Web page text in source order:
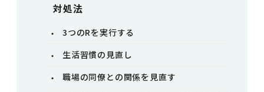
対処法
3つのRを実行する
生活習慣の見直し
職場の同僚との関係を見直す